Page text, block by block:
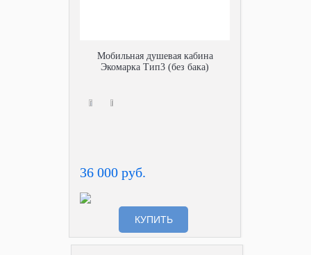
Мобильная душевая кабина
Экомарка Тип3 (без бака)
36 000 руб.
КУПИТЬ